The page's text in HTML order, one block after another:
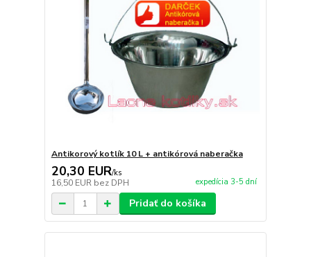
Antikorový kotlík 10 L + antikórová naberačka
20,30 EUR/ks
16,50 EUR bez DPH expedícia 3-5 dní
Pridať do košíka